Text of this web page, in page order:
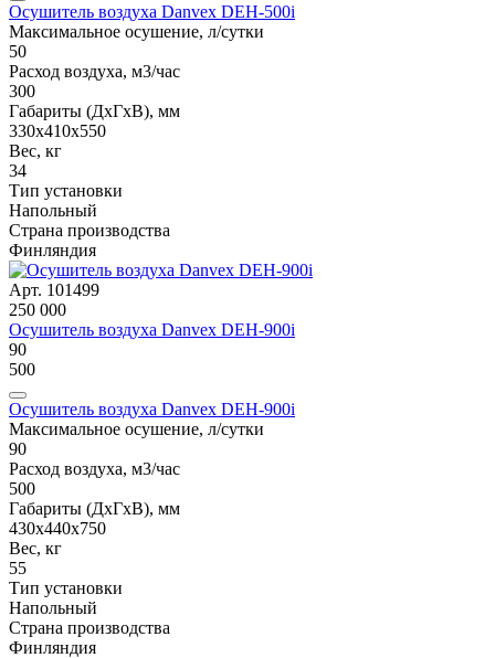
Осушитель воздуха Danvex DEH-500i
Максимальное осушение, л/сутки
50
Расход воздуха, м3/час
300
Габариты (ДxГxВ), мм
330x410x550
Вес, кг
34
Тип установки
Напольный
Страна производства
Финляндия
Арт. 101499
250 000
Осушитель воздуха Danvex DEH-900i
90
500
Осушитель воздуха Danvex DEH-900i
Максимальное осушение, л/сутки
90
Расход воздуха, м3/час
500
Габариты (ДxГxВ), мм
430x440x750
Вес, кг
55
Тип установки
Напольный
Страна производства
Финляндия